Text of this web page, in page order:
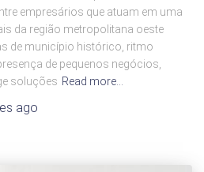
empresários que atuam em uma
da região metropolitana oeste
de município histórico, ritmo
de pequenos negócios,
soluções Read more…
ago